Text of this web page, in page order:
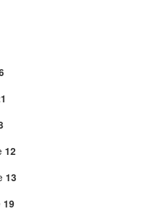
12
13
19